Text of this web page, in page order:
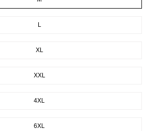
L
XL
XXL
4XL
6XL